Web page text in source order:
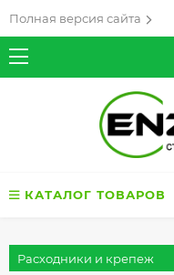
Полная версия сайта
КАТАЛОГ ТОВАРОВ
Расходники и крепеж